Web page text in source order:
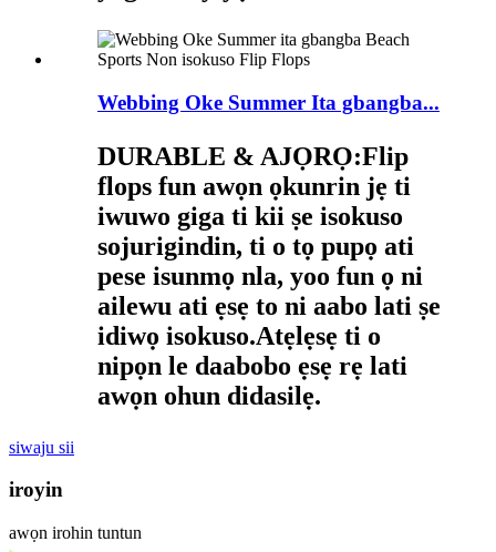
Webbing Oke Summer Ita gbangba...
DURABLE & AJỌRỌ:Flip
flops fun awọn ọkunrin jẹ ti
iwuwo giga ti kii ṣe isokuso
sojurigindin, ti o tọ pupọ ati
pese isunmọ nla, yoo fun ọ ni
ailewu ati ẹsẹ to ni aabo lati ṣe
idiwọ isokuso.Atẹlẹsẹ ti o
nipọn le daabobo ẹsẹ rẹ lati
awọn ohun didasilẹ.
siwaju sii
iroyin
awọn irohin tuntun